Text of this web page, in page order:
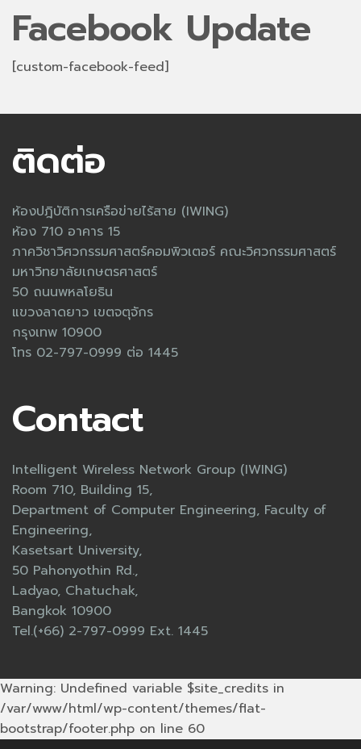
Facebook Update
[custom-facebook-feed]
ติดต่อ
ห้องปฎิบัติการเครือข่ายไร้สาย (IWING)
ห้อง 710 อาคาร 15
ภาควิชาวิศวกรรมศาสตร์คอมพิวเตอร์ คณะวิศวกรรมศาสตร์
มหาวิทยาลัยเกษตรศาสตร์
50 ถนนพหลโยธิน
แขวงลาดยาว เขตจตุจักร
กรุงเทพ 10900
โทร 02-797-0999 ต่อ 1445
Contact
Intelligent Wireless Network Group (IWING)
Room 710, Building 15,
Department of Computer Engineering, Faculty of
Engineering,
Kasetsart University,
50 Pahonyothin Rd.,
Ladyao, Chatuchak,
Bangkok 10900
Tel.(+66) 2-797-0999 Ext. 1445
Warning: Undefined variable $site_credits in
/var/www/html/wp-content/themes/flat-
bootstrap/footer.php on line 60